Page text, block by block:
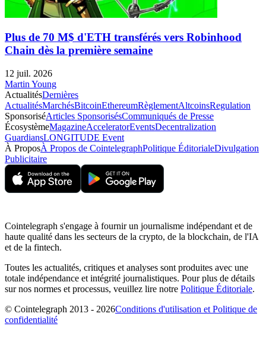
Plus de 70 M$ d'ETH transférés vers Robinhood
Chain dès la première semaine
12 juil. 2026
Martin Young
ActualitésDernières
ActualitésMarchésBitcoinEthereumRèglementAltcoinsRegulation
SponsoriséArticles SponsorisésCommuniqués de Presse
ÉcosystèmeMagazineAcceleratorEventsDecentralization
GuardiansLONGITUDE Event
À ProposÀ Propos de CointelegraphPolitique ÉditorialeDivulgation
Publicitaire
Cointelegraph s'engage à fournir un journalisme indépendant et de
haute qualité dans les secteurs de la crypto, de la blockchain, de l'IA
et de la fintech.
Toutes les actualités, critiques et analyses sont produites avec une
totale indépendance et intégrité journalistiques. Pour plus de détails
sur nos normes et processus, veuillez lire notre Politique Éditoriale.
© Cointelegraph 2013 - 2026Conditions d'utilisation et Politique de
confidentialité